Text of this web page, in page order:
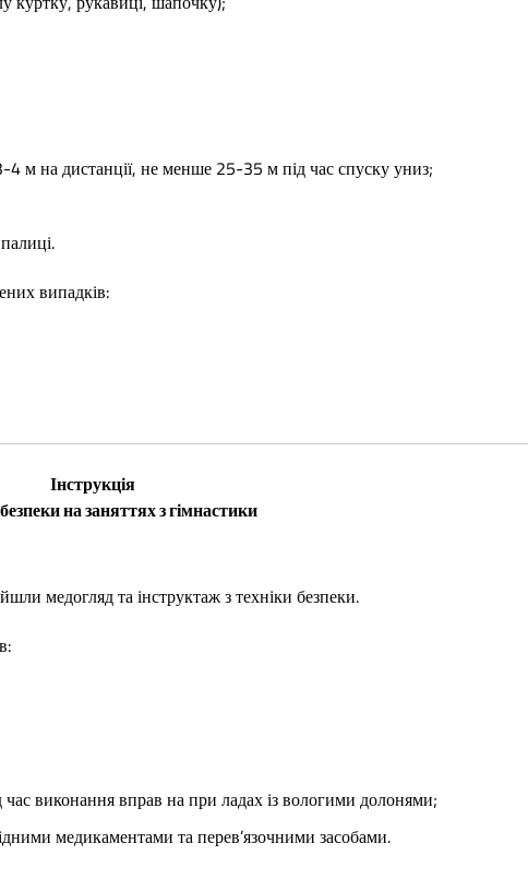
м на дистанції, не менше 25-35 м під час спуску униз;
випадків:
Інструкція
на заняттях з гімнастики
медогляд та інструктаж з техніки безпеки.
виконання вправ на при ладах із вологими долонями;
медикаментами та перев’язочними засобами.